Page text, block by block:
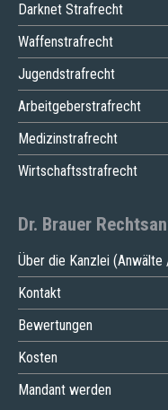
Darknet Strafrecht
Waffenstrafrecht
Jugendstrafrecht
Arbeitgeberstrafrecht
Medizinstrafrecht
Wirtschaftsstrafrecht
Dr. Brauer
Über die Kanzlei
Kontakt
Bewertungen
Kosten
Mandant werden